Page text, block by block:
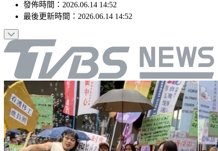
發佈時間： 2026.06.14 14:52
最後更新時間： 2026.06.14 14:52